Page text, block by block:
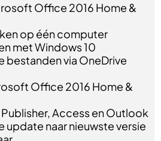
Office 2016 Home &
op één computer
met Windows 10
via OneDrive
Office 2016 Home &
Access en Outlook
update naar nieuwste versie